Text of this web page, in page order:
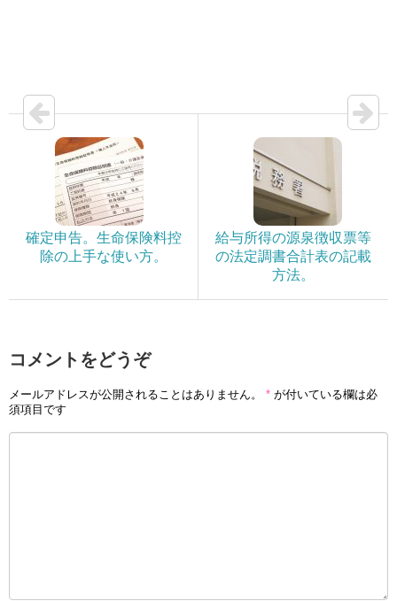
確定申告。生命保険料控
除の上手な使い方。
給与所得の源泉徴収票等
の法定調書合計表の記載
方法。
コメントをどうぞ
メールアドレスが公開されることはありません。 * が付いている欄は必
須項目です